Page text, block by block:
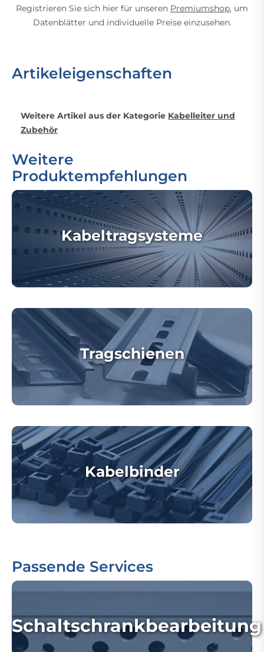
Registrieren Sie sich hier für unseren Premiumshop, um
Datenblätter und individuelle Preise einzusehen.
Artikeleigenschaften
Weitere Artikel aus der Kategorie Kabelleiter und
Zubehör
Weitere
Produktempfehlungen
Kabeltragsysteme
Tragschienen
Kabelbinder
Passende Services
Schaltschrankbearbeitung